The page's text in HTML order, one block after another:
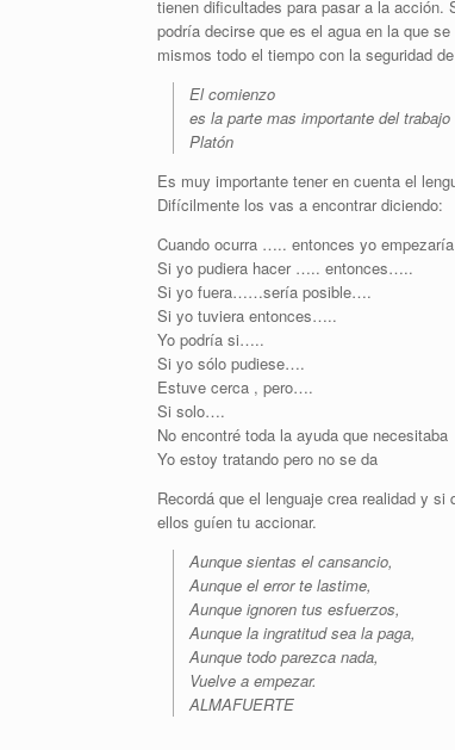
tienen dificultades para pasar a la acción.
podría decirse que es el agua en la que
mismos todo el tiempo con la seguridad
El comienzo
es la parte mas importante del trabajo
Platón
Es muy importante tener en cuenta el
Difícilmente los vas a encontrar diciendo:
Cuando ocurra ….. entonces yo
Si yo pudiera hacer ….. entonces…..
Si yo fuera……sería posible….
Si yo tuviera entonces…..
Yo podría si…..
Si yo sólo pudiese….
Estuve cerca , pero….
Si solo….
No encontré toda la ayuda que necesitaba
Yo estoy tratando pero no se da
Recordá que el lenguaje crea realidad y
ellos guíen tu accionar.
Aunque sientas el cansancio,
Aunque el error te lastime,
Aunque ignoren tus esfuerzos,
Aunque la ingratitud sea la paga,
Aunque todo parezca nada,
Vuelve a empezar.
ALMAFUERTE